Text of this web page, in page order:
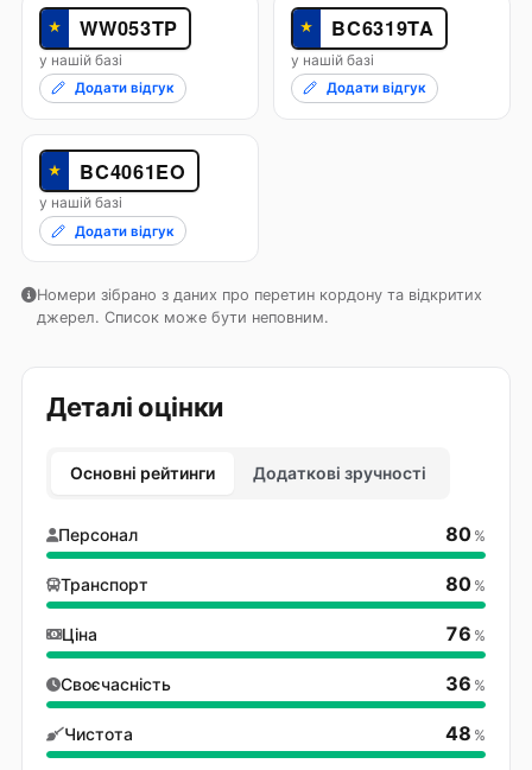
★ WW053TP
у нашій базі
Додати відгук
★ BC6319TA
у нашій базі
Додати відгук
★ BC4061EO
у нашій базі
Додати відгук
Номери зібрано з даних про перетин кордону та відкритих
джерел. Список може бути неповним.
Деталі оцінки
Основні рейтинги Додаткові зручності
Персонал 80 %
Транспорт 80 %
Ціна 76 %
Своєчасність 36 %
Чистота 48 %